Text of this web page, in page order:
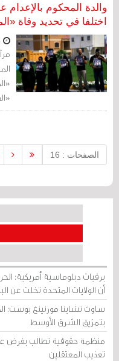
والدة المحكوم
اختلفا في تحديد وفاة
الصفحات : 16
برقيات دبلوماسية أمريكية:
أن الولايات المتحدة تخلت عن
ساوث تشاينا مورنينغ بوست:
بتمزيق الشرق الأوسط
منظمة حقوقية تطالب بفرض
تعذيب المعتقلين